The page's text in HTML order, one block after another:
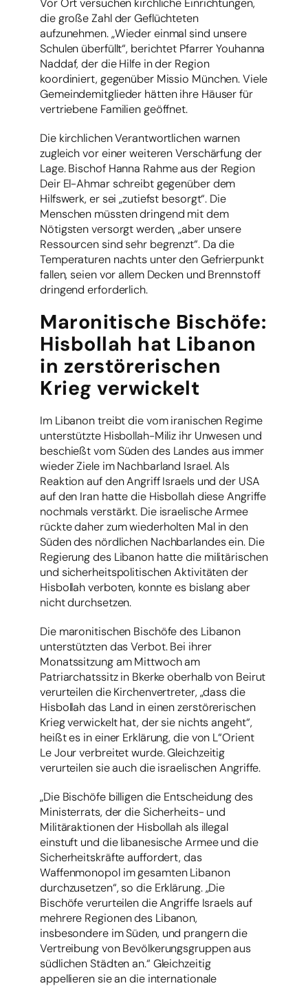
Vor Ort versuchen kirchliche Einrichtungen,
die große Zahl der Geflüchteten
aufzunehmen. „Wieder einmal sind unsere
Schulen überfüllt“, berichtet Pfarrer Youhanna
Naddaf, der die Hilfe in der Region
koordiniert, gegenüber Missio München. Viele
Gemeindemitglieder hätten ihre Häuser für
vertriebene Familien geöffnet.
Die kirchlichen Verantwortlichen warnen
zugleich vor einer weiteren Verschärfung der
Lage. Bischof Hanna Rahme aus der Region
Deir El-Ahmar schreibt gegenüber dem
Hilfswerk, er sei „zutiefst besorgt“. Die
Menschen müssten dringend mit dem
Nötigsten versorgt werden, „aber unsere
Ressourcen sind sehr begrenzt“. Da die
Temperaturen nachts unter den Gefrierpunkt
fallen, seien vor allem Decken und Brennstoff
dringend erforderlich.
Maronitische Bischöfe:
Hisbollah hat Libanon
in zerstörerischen
Krieg verwickelt
Im Libanon treibt die vom iranischen Regime
unterstützte Hisbollah-Miliz ihr Unwesen und
beschießt vom Süden des Landes aus immer
wieder Ziele im Nachbarland Israel. Als
Reaktion auf den Angriff Israels und der USA
auf den Iran hatte die Hisbollah diese Angriffe
nochmals verstärkt. Die israelische Armee
rückte daher zum wiederholten Mal in den
Süden des nördlichen Nachbarlandes ein. Die
Regierung des Libanon hatte die militärischen
und sicherheitspolitischen Aktivitäten der
Hisbollah verboten, konnte es bislang aber
nicht durchsetzen.
Die maronitischen Bischöfe des Libanon
unterstützten das Verbot. Bei ihrer
Monatssitzung am Mittwoch am
Patriarchatssitz in Bkerke oberhalb von Beirut
verurteilen die Kirchenvertreter, „dass die
Hisbollah das Land in einen zerstörerischen
Krieg verwickelt hat, der sie nichts angeht“,
heißt es in einer Erklärung, die von L“Orient
Le Jour verbreitet wurde. Gleichzeitig
verurteilen sie auch die israelischen Angriffe.
„Die Bischöfe billigen die Entscheidung des
Ministerrats, der die Sicherheits- und
Militäraktionen der Hisbollah als illegal
einstuft und die libanesische Armee und die
Sicherheitskräfte auffordert, das
Waffenmonopol im gesamten Libanon
durchzusetzen“, so die Erklärung. „Die
Bischöfe verurteilen die Angriffe Israels auf
mehrere Regionen des Libanon,
insbesondere im Süden, und prangern die
Vertreibung von Bevölkerungsgruppen aus
südlichen Städten an.“ Gleichzeitig
appellieren sie an die internationale